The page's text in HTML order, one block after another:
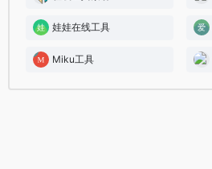
娃娃在线工具
Miku工具